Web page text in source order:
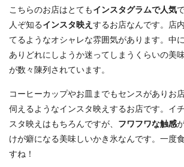
こちらのお店はとてもインスタグラムで人気
人ぞ知るインスタ映え するお店なんです。店
てるようなオシャレな雰囲気があります。中
ありどれにしようか迷ってしまうくらいの美
が数々陳列されています。
コーヒーカップやお皿までもセンスがありお
伺えるようなインスタ映えするお店です。イ
スタ映えはもちろんですが、 フワフワな触感
けが癖になる美味しいかき氷なんです。一度
すね！